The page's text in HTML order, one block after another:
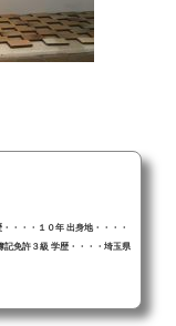
・・１０年 出身地・・・・
記免許３級 学歴・・・・埼玉県